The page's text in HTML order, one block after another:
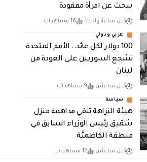
يبحث عن امرأة مفقودة
قبل ساعة واحدة 16 مشاهدات
عربي ودولي
100 دولار لكل عائد.. الأمم المتحدة
تشجع السوريين على العودة من
لبنان
قبل ساعتين 9 مشاهدات
سياسة
هيئة النزاهة تنفي مداهمة منزل
شقيق رئيس الوزراء السابق في
منطقة الكاظميَّة
قبل ساعتين 12 مشاهدات